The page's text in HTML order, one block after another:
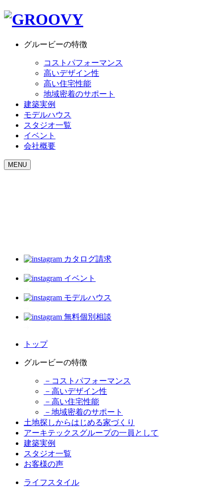
グルービーの特徴
コストパフォーマンス
高いデザイン性
高い住宅性能
地域密着のサポート
建築実例
モデルハウス
スタジオ一覧
イベント
会社概要
MENU
カタログ請求
イベント
モデルハウス
無料個別相談
トップ
グルービーの特徴
－コストパフォーマンス
－高いデザイン性
－高い住宅性能
－地域密着のサポート
土地探しからはじめる家づくり
アーキテックスグループの一員として
建築実例
スタジオ一覧
お客様の声
ライフスタイル